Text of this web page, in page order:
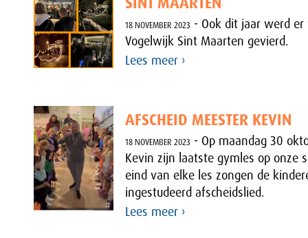
18 NOVEMBER 2023 - Ook dit jaar werd
Vogelwijk Sint Maarten gevierd.
Lees meer ›
AFSCHEID MEESTER KEVIN
18 NOVEMBER 2023 - Op maandag 30
Kevin zijn laatste gymles op onze
eind van elke les zongen de
ingestudeerd afscheidslied.
Lees meer ›